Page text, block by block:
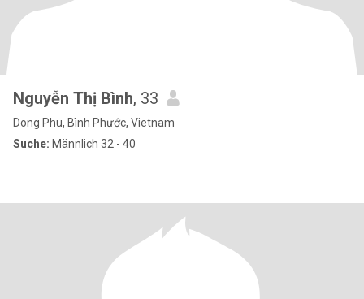
Nguyễn Thị Bình, 33
Dong Phu, Bình Phước, Vietnam
Suche: Männlich 32 - 40